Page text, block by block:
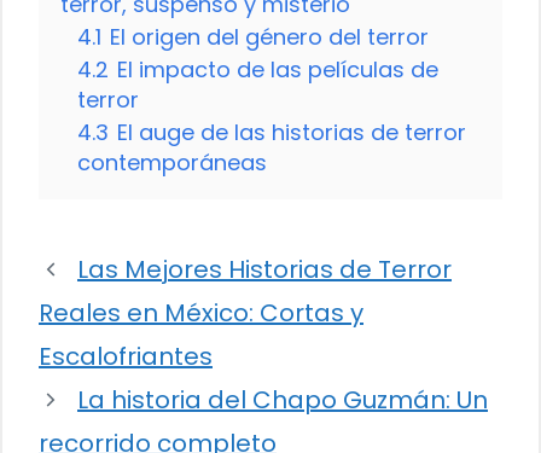
4.1 El origen del género del terror
4.2 El impacto de las películas de
terror
4.3 El auge de las historias de terror
contemporáneas
Las Mejores Historias de Terror
Reales en México: Cortas y
Escalofriantes
La historia del Chapo Guzmán: Un
recorrido completo